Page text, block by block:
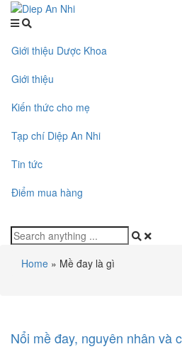
Giới thiệu Dược Khoa
Giới thiệu
Kiến thức cho mẹ
Tạp chí Diệp An Nhi
Tin tức
Điểm mua hàng
Home » Mề đay là gì
Nổi mề đay, nguyên nhân và